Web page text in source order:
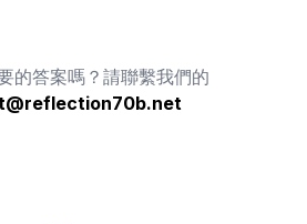
的答案嗎？請聯繫我們的